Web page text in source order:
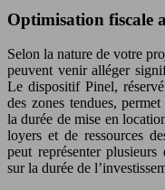
Optimisation fiscale
Selon la nature de votre
peuvent venir alléger
Le dispositif Pinel,
des zones tendues,
la durée de mise en
loyers et de ressources
peut représenter
sur la durée de